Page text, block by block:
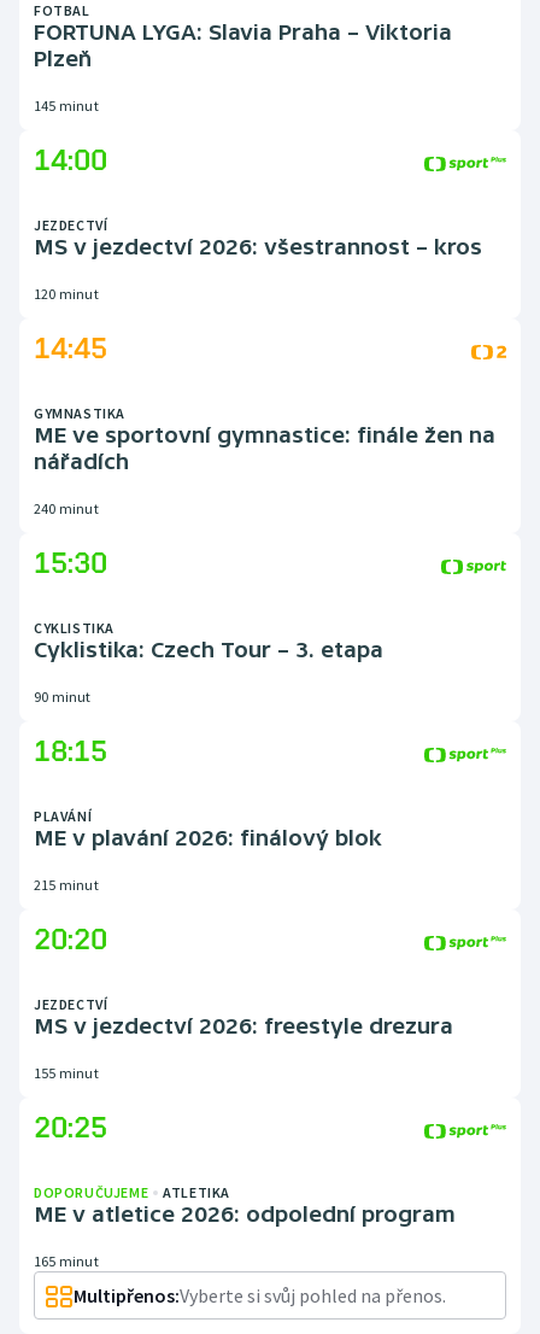
FOTBAL
FORTUNA LYGA: Slavia Praha – Viktoria
Plzeň
145 minut
14:00
JEZDECTVÍ
MS v jezdectví 2026: všestrannost – kros
120 minut
14:45
GYMNASTIKA
ME ve sportovní gymnastice: finále žen na
nářadích
240 minut
15:30
CYKLISTIKA
Cyklistika: Czech Tour – 3. etapa
90 minut
18:15
PLAVÁNÍ
ME v plavání 2026: finálový blok
215 minut
20:20
JEZDECTVÍ
MS v jezdectví 2026: freestyle drezura
155 minut
20:25
DOPORUČUJEME ATLETIKA
ME v atletice 2026: odpolední program
165 minut
Multipřenos:Vyberte si svůj pohled na přenos.